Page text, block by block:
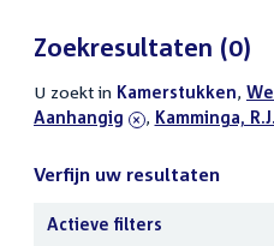
Zoekresultaten (0)
U zoekt in actieve
filters
Kamerstukken,
Aanhangig , verwijder
Kamminga, R.J.
Verfijn uw resultaten
Actieve filters